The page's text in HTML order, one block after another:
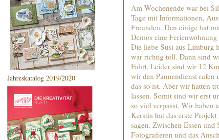
Jahreskatalog 2019/2020
Am Wochenende war bei
Tage mit Informationen,
Freunden. Den einige hat
Demos eine
Die liebe Susi aus Limburg
war richtig toll. Dann sind
Fahrt. Leider sind wir 12
wir den Pannendienst rufen
das so ist. Aber wir hatten
lassen. Somit sind wir erst
so viel verpasst. Wir haben
Kerstin hat das erste
sagen. Zwischen Essen
Fotografieren und das